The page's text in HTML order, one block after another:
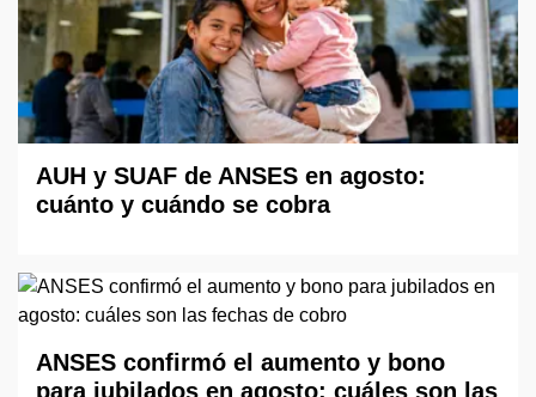
AUH y SUAF de ANSES en agosto:
cuánto y cuándo se cobra
ANSES confirmó el aumento y bono
para jubilados en agosto: cuáles son las